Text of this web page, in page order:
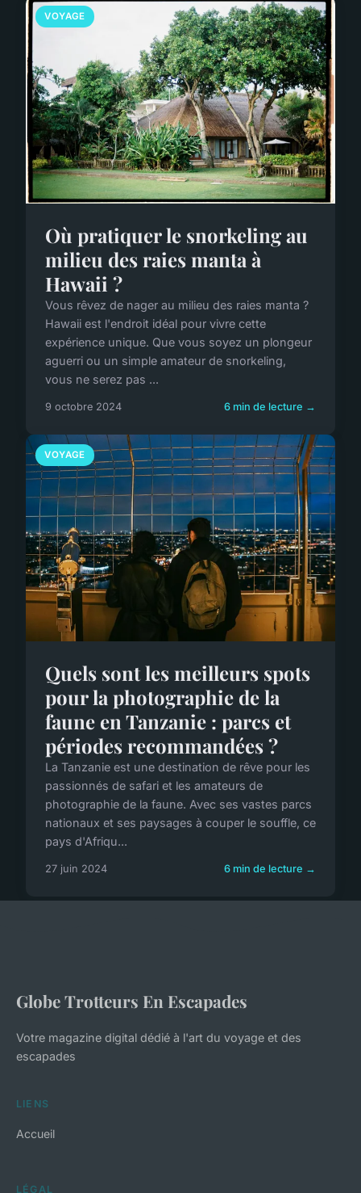
VOYAGE
Où pratiquer le snorkeling au
milieu des raies manta à
Hawaii ?
Vous rêvez de nager au milieu des raies manta ?
Hawaii est l'endroit idéal pour vivre cette
expérience unique. Que vous soyez un plongeur
aguerri ou un simple amateur de snorkeling,
vous ne serez pas ...
9 octobre 2024 6 min de lecture →
VOYAGE
Quels sont les meilleurs spots
pour la photographie de la
faune en Tanzanie : parcs et
périodes recommandées ?
La Tanzanie est une destination de rêve pour les
passionnés de safari et les amateurs de
photographie de la faune. Avec ses vastes parcs
nationaux et ses paysages à couper le souffle, ce
pays d'Afriqu...
27 juin 2024 6 min de lecture →
Globe Trotteurs En Escapades
Votre magazine digital dédié à l'art du voyage et des
escapades
LIENS
Accueil
LÉGAL